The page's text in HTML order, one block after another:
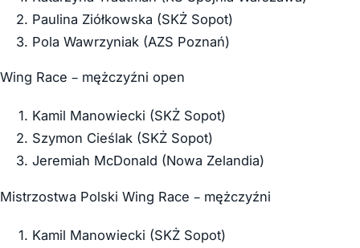
Paulina Ziółkowska (SKŻ Sopot)
Pola Wawrzyniak (AZS Poznań)
Wing Race – mężczyźni open
Kamil Manowiecki (SKŻ Sopot)
Szymon Cieślak (SKŻ Sopot)
Jeremiah McDonald (Nowa Zelandia)
Mistrzostwa Polski Wing Race – mężczyźni
Kamil Manowiecki (SKŻ Sopot)